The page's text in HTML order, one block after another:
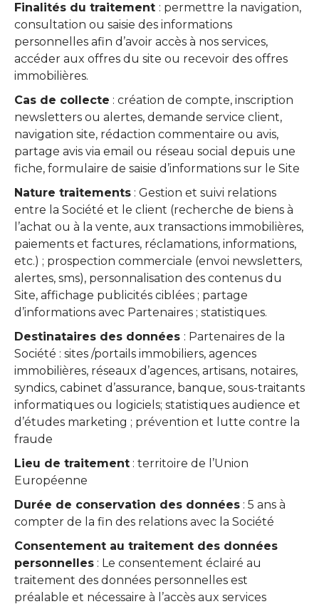
Finalités du traitement : permettre la navigation,
consultation ou saisie des informations
personnelles afin d’avoir accès à nos services,
accéder aux offres du site ou recevoir des offres
immobilières.
Cas de collecte : création de compte, inscription
newsletters ou alertes, demande service client,
navigation site, rédaction commentaire ou avis,
partage avis via email ou réseau social depuis une
fiche, formulaire de saisie d’informations sur le Site
Nature traitements : Gestion et suivi relations
entre la Société et le client (recherche de biens à
l’achat ou à la vente, aux transactions immobilières,
paiements et factures, réclamations, informations,
etc.) ; prospection commerciale (envoi newsletters,
alertes, sms), personnalisation des contenus du
Site, affichage publicités ciblées ; partage
d’informations avec Partenaires ; statistiques.
Destinataires des données : Partenaires de la
Société : sites /portails immobiliers, agences
immobilières, réseaux d’agences, artisans, notaires,
syndics, cabinet d’assurance, banque, sous-traitants
informatiques ou logiciels; statistiques audience et
d’études marketing ; prévention et lutte contre la
fraude
Lieu de traitement : territoire de l’Union
Européenne
Durée de conservation des données : 5 ans à
compter de la fin des relations avec la Société
Consentement au traitement des données
personnelles : Le consentement éclairé au
traitement des données personnelles est
préalable et nécessaire à l’accès aux services